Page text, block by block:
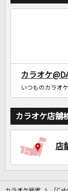
カラオケ
いつものカラオ
カラオケ店舗
店